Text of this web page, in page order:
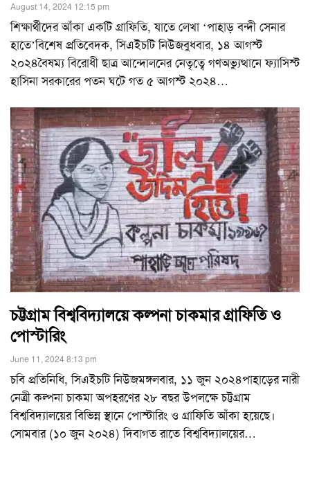
August 14, 2024 12:15 pm
শিক্ষার্থীদের আঁকা একটি গ্রাফিতি, যাতে লেখা ‘পাহাড় বন্দী সেনার
হাতে’বিশেষ প্রতিবেদক, সিএইচটি নিউজবুধবার, ১৪ আগস্ট
২০২৪বৈষম্য বিরোধী ছাত্র আন্দোলনের নেতৃত্বে গণঅভ্যুত্থানে ফ্যাসিস্ট
হাসিনা সরকারের পতন ঘটে গত ৫ আগস্ট ২০২৪…
চট্টগ্রাম বিশ্ববিদ্যালয়ে কল্পনা চাকমার গ্রাফিতি ও
পোস্টারিং
June 11, 2024 8:13 pm
চবি প্রতিনিধি, সিএইচটি নিউজমঙ্গলবার, ১১ জুন ২০২৪পাহাড়ের নারী
নেত্রী কল্পনা চাকমা অপহরণের ২৮ বছর উপলক্ষে চট্টগ্রাম
বিশ্ববিদ্যালয়ের বিভিন্ন স্থানে পোস্টারিং ও গ্রাফিতি আঁকা হয়েছে।
সোমবার (১০ জুন ২০২৪) দিবাগত রাতে বিশ্ববিদ্যালয়ের…